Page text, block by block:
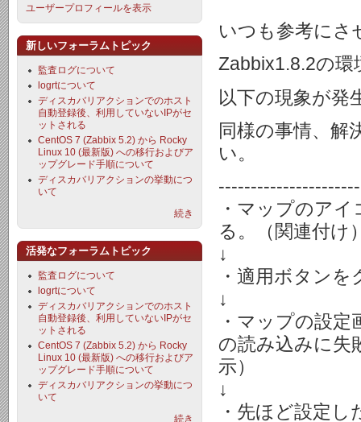
いつも参考にさ
Zabbix1.8.2の
以下の現象が発
同様の事情、解
い。
・マップのア
る。（関連付け
↓
・適用ボタン
↓
・マップの設
の読み込みに失
示）
↓
・先ほど設定
ユーザープロフィールを表示
新しいフォーラムトピック
監査ログについて
logrtについて
ディスカバリアクションでのホスト
自動登録後、利用していないIPがセ
ットされる
CentOS 7 (Zabbix 5.2) から Rocky
Linux 10 (最新版) への移行およびア
ップグレード手順について
ディスカバリアクションの挙動につ
いて
続き
活発なフォーラムトピック
監査ログについて
logrtについて
ディスカバリアクションでのホスト
自動登録後、利用していないIPがセ
ットされる
CentOS 7 (Zabbix 5.2) から Rocky
Linux 10 (最新版) への移行およびア
ップグレード手順について
ディスカバリアクションの挙動につ
いて
続き